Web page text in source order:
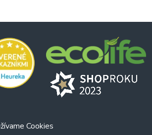
našu ponuku a vyberte si riešenie
a spravte prvý krok k zelenšej
Cookies